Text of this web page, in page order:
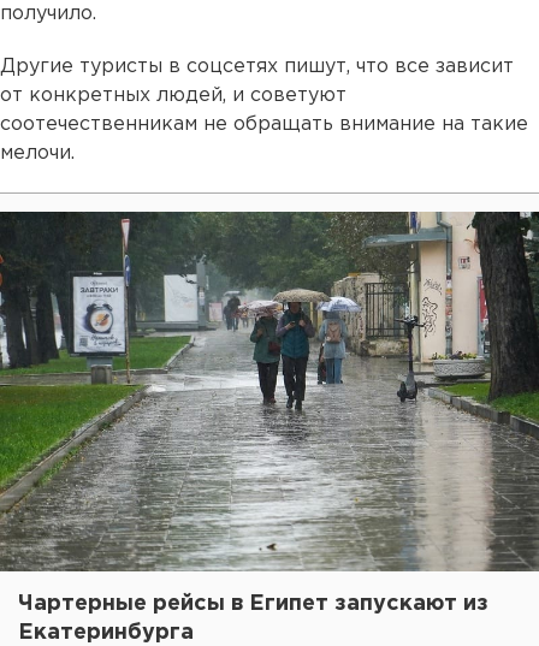
получило.
Другие туристы в соцсетях пишут, что все зависит
от конкретных людей, и советуют
соотечественникам не обращать внимание на такие
мелочи.
Чартерные рейсы в Египет запускают из
Екатеринбурга